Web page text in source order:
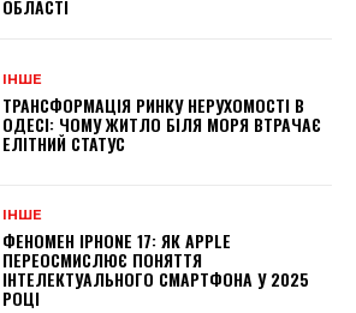
ОБЛАСТІ
ІНШЕ
ТРАНСФОРМАЦІЯ РИНКУ НЕРУХОМОСТІ В
ОДЕСІ: ЧОМУ ЖИТЛО БІЛЯ МОРЯ ВТРАЧАЄ
ЕЛІТНИЙ СТАТУС
ІНШЕ
ФЕНОМЕН IPHONE 17: ЯК APPLE
ПЕРЕОСМИСЛЮЄ ПОНЯТТЯ
ІНТЕЛЕКТУАЛЬНОГО СМАРТФОНА У 2025
РОЦІ